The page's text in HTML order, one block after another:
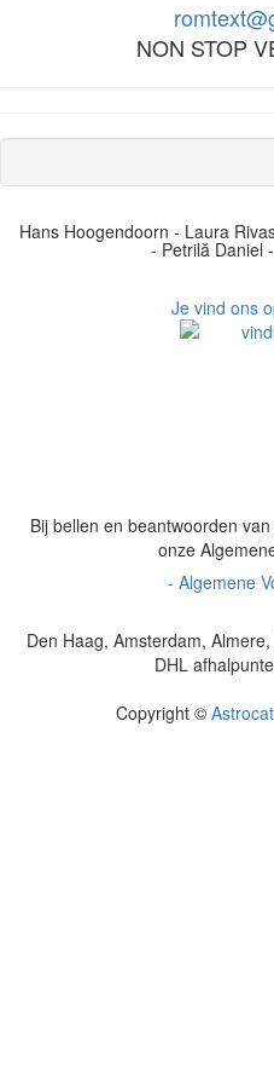
NON STOP
Hans Hoogendoorn - Laura
- Petrilă Daniel
Je vind ons
Bij bellen en beantwoorden
onze
- Algemene
Den Haag, Amsterdam,
DHL
Copyright © Astrocat